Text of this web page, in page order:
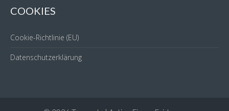
COOKIES
Cookie-Richtlinie (EU)
Datenschutzerklärung